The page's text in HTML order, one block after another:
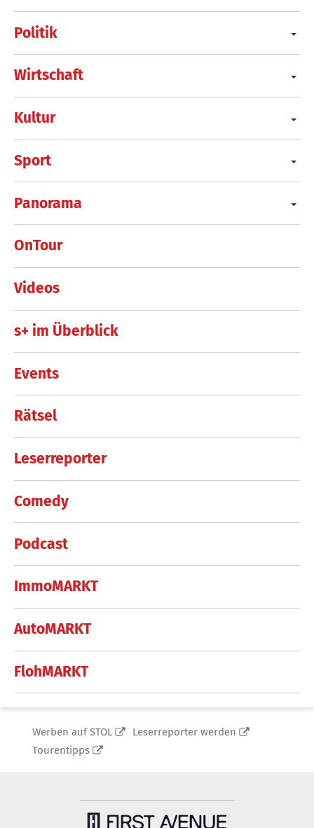
Politik
Wirtschaft
Kultur
Sport
Panorama
OnTour
Videos
s+ im Überblick
Events
Rätsel
Leserreporter
Comedy
Podcast
ImmoMARKT
AutoMARKT
FlohMARKT
Werben auf STOL
Leserreporter werden
Tourentipps